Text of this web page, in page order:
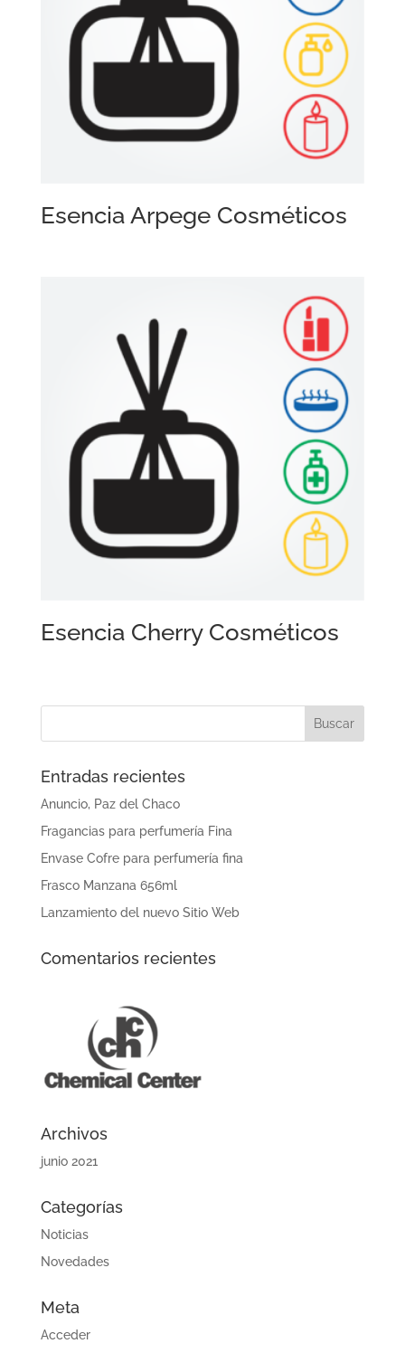
Esencia Arpege Cosméticos
Esencia Cherry Cosméticos
Entradas recientes
Anuncio, Paz del Chaco
Fragancias para perfumería Fina
Envase Cofre para perfumería fina
Frasco Manzana 656ml
Lanzamiento del nuevo Sitio Web
Comentarios recientes
Archivos
junio 2021
Categorías
Noticias
Novedades
Meta
Acceder